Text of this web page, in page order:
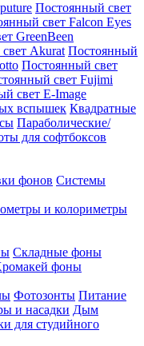
Постоянный свет
свет Falcon Eyes
GreenBeen
Akurat Постоянный
Постоянный свет
свет Fujimi
свет E-Image
вспышек Квадратные
Параболические/
для софтбоксов
фонов Системы
и колориметры
Складные фоны
фоны
Фотозонты Питание
и насадки Дым
для студийного